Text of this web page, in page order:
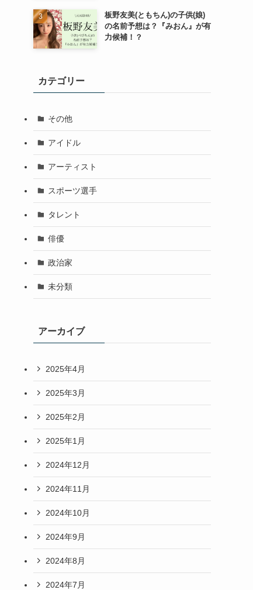
板野友美(ともちん)の子供(娘)
の名前予想は？『みおん』が有
力候補！？
カテゴリー
その他
アイドル
アーティスト
スポーツ選手
タレント
俳優
政治家
未分類
アーカイブ
2025年4月
2025年3月
2025年2月
2025年1月
2024年12月
2024年11月
2024年10月
2024年9月
2024年8月
2024年7月